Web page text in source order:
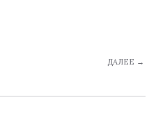
ДАЛЕЕ →